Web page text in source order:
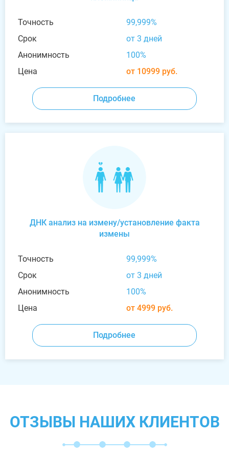
Точность
99,999%
Срок
от 3 дней
Анонимность
100%
Цена
от 10999 руб.
Подробнее
ДНК анализ на измену/установление факта
измены
Точность
99,999%
Срок
от 3 дней
Анонимность
100%
Цена
от 4999 руб.
Подробнее
ОТЗЫВЫ НАШИХ КЛИЕНТОВ